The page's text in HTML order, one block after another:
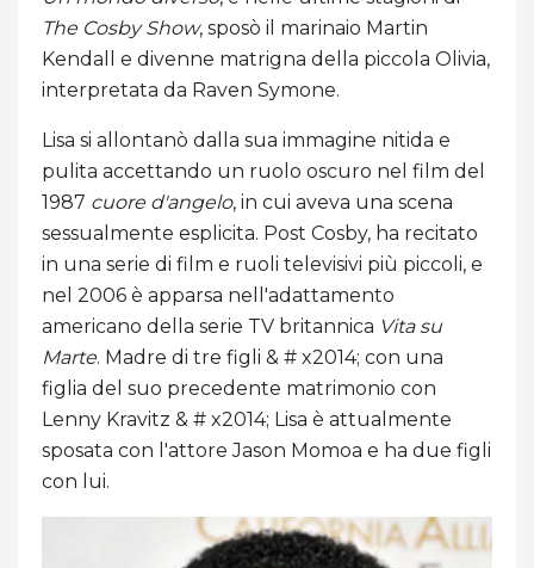
The Cosby Show, sposò il marinaio Martin
Kendall e divenne matrigna della piccola Olivia,
interpretata da Raven Symone.
Lisa si allontanò dalla sua immagine nitida e
pulita accettando un ruolo oscuro nel film del
1987 cuore d'angelo, in cui aveva una scena
sessualmente esplicita. Post Cosby, ha recitato
in una serie di film e ruoli televisivi più piccoli, e
nel 2006 è apparsa nell'adattamento
americano della serie TV britannica Vita su
Marte. Madre di tre figli & # x2014; con una
figlia del suo precedente matrimonio con
Lenny Kravitz & # x2014; Lisa è attualmente
sposata con l'attore Jason Momoa e ha due figli
con lui.